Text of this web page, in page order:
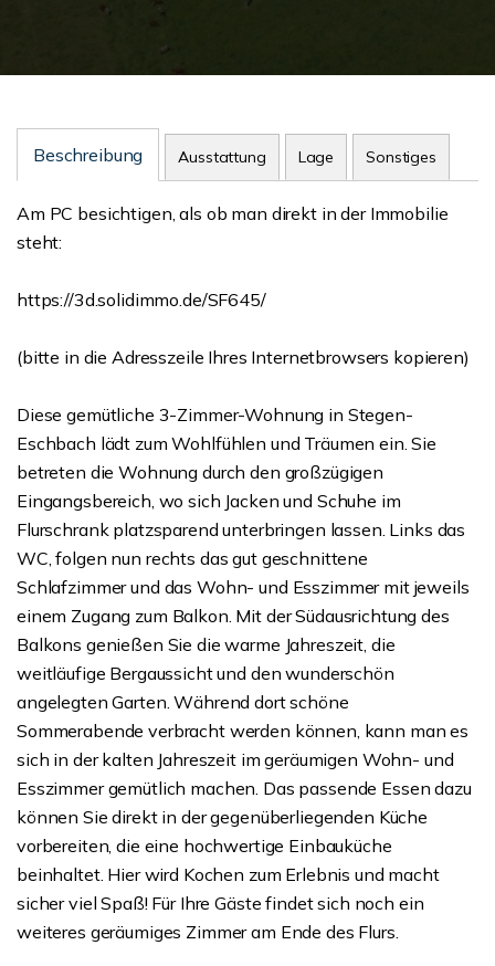
Beschreibung Ausstattung Lage Sonstiges
Am PC besichtigen, als ob man direkt in der Immobilie
steht:
https://3d.solidimmo.de/SF645/
(bitte in die Adresszeile Ihres Internetbrowsers kopieren)
Diese gemütliche 3-Zimmer-Wohnung in Stegen-
Eschbach lädt zum Wohlfühlen und Träumen ein. Sie
betreten die Wohnung durch den großzügigen
Eingangsbereich, wo sich Jacken und Schuhe im
Flurschrank platzsparend unterbringen lassen. Links das
WC, folgen nun rechts das gut geschnittene
Schlafzimmer und das Wohn- und Esszimmer mit jeweils
einem Zugang zum Balkon. Mit der Südausrichtung des
Balkons genießen Sie die warme Jahreszeit, die
weitläufige Bergaussicht und den wunderschön
angelegten Garten. Während dort schöne
Sommerabende verbracht werden können, kann man es
sich in der kalten Jahreszeit im geräumigen Wohn- und
Esszimmer gemütlich machen. Das passende Essen dazu
können Sie direkt in der gegenüberliegenden Küche
vorbereiten, die eine hochwertige Einbauküche
beinhaltet. Hier wird Kochen zum Erlebnis und macht
sicher viel Spaß! Für Ihre Gäste findet sich noch ein
weiteres geräumiges Zimmer am Ende des Flurs.